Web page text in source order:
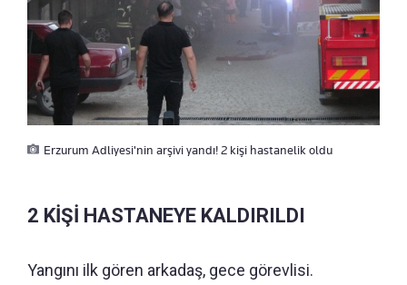
Erzurum Adliyesi'nin arşivi yandı! 2 kişi hastanelik oldu
2 KİŞİ HASTANEYE KALDIRILDI
Yangını ilk gören arkadaş, gece görevlisi.